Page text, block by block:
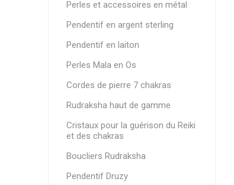
Perles et accessoires en métal
Pendentif en argent sterling
Pendentif en laiton
Perles Mala en Os
Cordes de pierre 7 chakras
Rudraksha haut de gamme
Cristaux pour la guérison du Reiki
et des chakras
Boucliers Rudraksha
Pendentif Druzy